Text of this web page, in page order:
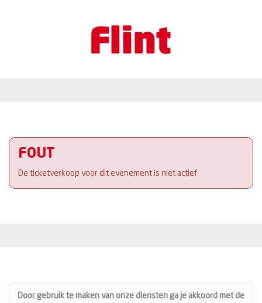
FOUT
De ticketverkoop voor dit evenement is niet actief
Door gebruik te maken van onze diensten ga je akkoord met de